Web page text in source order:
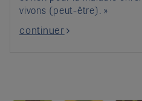
vivons (peut-être). »
continuer